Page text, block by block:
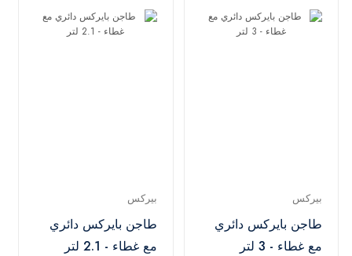
بيركس
طاجن بايركس دائري
مع غطاء - 3 لتر
بيركس
طاجن بايركس دائري
مع غطاء - 2.1 لتر